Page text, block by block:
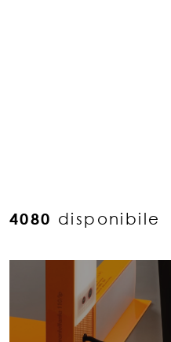
4080 disponibile